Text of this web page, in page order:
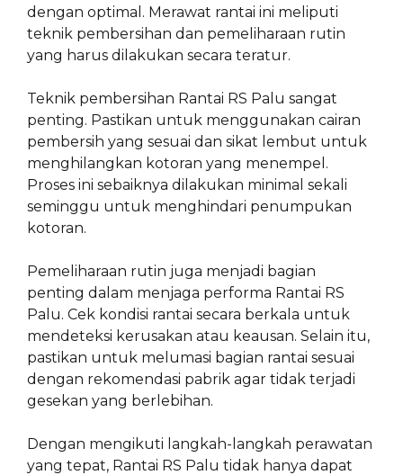
dengan optimal. Merawat rantai ini meliputi
teknik pembersihan dan pemeliharaan rutin
yang harus dilakukan secara teratur.
Teknik pembersihan Rantai RS Palu sangat
penting. Pastikan untuk menggunakan cairan
pembersih yang sesuai dan sikat lembut untuk
menghilangkan kotoran yang menempel.
Proses ini sebaiknya dilakukan minimal sekali
seminggu untuk menghindari penumpukan
kotoran.
Pemeliharaan rutin juga menjadi bagian
penting dalam menjaga performa Rantai RS
Palu. Cek kondisi rantai secara berkala untuk
mendeteksi kerusakan atau keausan. Selain itu,
pastikan untuk melumasi bagian rantai sesuai
dengan rekomendasi pabrik agar tidak terjadi
gesekan yang berlebihan.
Dengan mengikuti langkah-langkah perawatan
yang tepat, Rantai RS Palu tidak hanya dapat